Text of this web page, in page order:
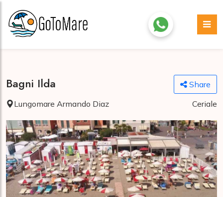
Bagni Ilda
Share
Lungomare Armando Diaz
Ceriale